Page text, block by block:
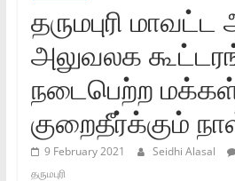
தருமபுரி
அலுவலக
நடைபெற்ற
குறைதீர்க்கும்‌
9 February 2021 Seidhi Alasal
தருமபுரி